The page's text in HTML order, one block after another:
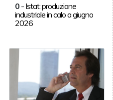
0 - Istat: produzione
industriale in calo a giugno
2026